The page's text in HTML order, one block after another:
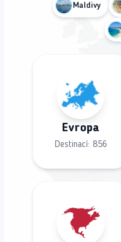
Maldivy
Evropa
Destinací: 856